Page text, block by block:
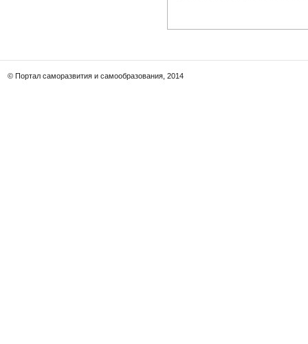
© Портал саморазвития и самообразования, 2014